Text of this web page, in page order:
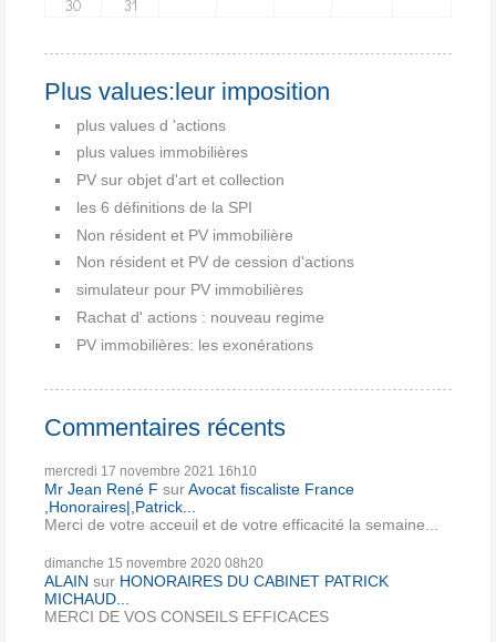
30 31
Plus values:leur imposition
plus values d 'actions
plus values immobilières
PV sur objet d'art et collection
les 6 définitions de la SPI
Non résident et PV immobilière
Non résident et PV de cession d'actions
simulateur pour PV immobilières
Rachat d' actions : nouveau regime
PV immobilières: les exonérations
Commentaires récents
mercredi 17 novembre 2021 16h10
Mr Jean René F surAvocat fiscaliste France
,Honoraires|,Patrick...
Merci de votre acceuil et de votre efficacité la semaine...
dimanche 15 novembre 2020 08h20
ALAIN sur HONORAIRES DU CABINET PATRICK
MICHAUD...
MERCI DE VOS CONSEILS EFFICACES